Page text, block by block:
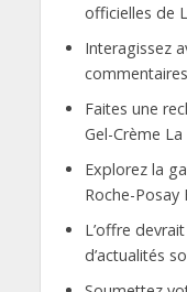
officielles de
Interagissez
Faites une
Gel-Crème
Explorez la
Roche-Posay
L’offre
d’actualités